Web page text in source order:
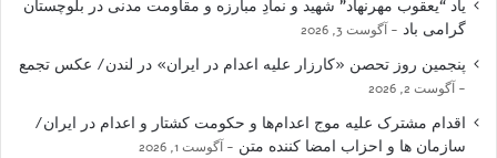
یاد “یعقوب مهرنهاد” شهید و نمادِ مبارزه و مقاومت مدنی در بلوچستان
گرامی باد
آگوست 3, 2026
پنجمین روز تحصن «کارزار علیه اعدام در ایران» در لندن/ عکس تجمع
آگوست 2, 2026
اقدام مشترک علیه موج اعدام‌ها و حکومت کشتار و اعدام در ایران/
سازمان ها و احزاب امضا کننده متن
آگوست 1, 2026